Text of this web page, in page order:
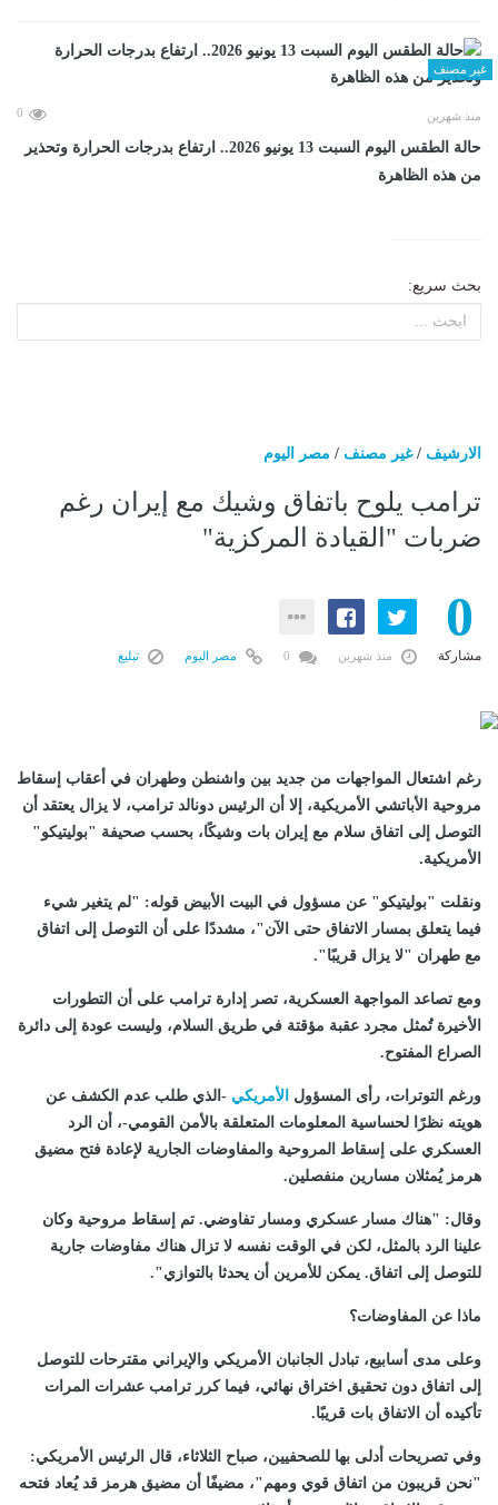
غير مصنف
منذ شهرين 0
حالة الطقس اليوم السبت 13 يونيو 2026.. ارتفاع بدرجات الحرارة وتحذير
من هذه الظاهرة
بحث سريع:
الارشيف /غير مصنف / مصر اليوم
ترامب يلوح باتفاق وشيك مع إيران رغم
ضربات "القيادة المركزية"
0
مشاركة منذ شهرين مصر اليوم تبليغ
رغم اشتعال المواجهات من جديد بين واشنطن وطهران في أعقاب إسقاط
مروحية الأباتشي الأمريكية، إلا أن الرئيس دونالد ترامب، لا يزال يعتقد أن
التوصل إلى اتفاق سلام مع إيران بات وشيكًا، بحسب صحيفة "بوليتيكو"
الأمريكية.
ونقلت "بوليتيكو" عن مسؤول في البيت الأبيض قوله: "لم يتغير شيء
فيما يتعلق بمسار الاتفاق حتى الآن"، مشددًا على أن التوصل إلى اتفاق
مع طهران "لا يزال قريبًا".
ومع تصاعد المواجهة العسكرية، تصر إدارة ترامب على أن التطورات
الأخيرة تُمثل مجرد عقبة مؤقتة في طريق السلام، وليست عودة إلى دائرة
الصراع المفتوح.
ورغم التوترات، رأى المسؤول الأمريكي -الذي طلب عدم الكشف عن
هويته نظرًا لحساسية المعلومات المتعلقة بالأمن القومي-، أن الرد
العسكري على إسقاط المروحية والمفاوضات الجارية لإعادة فتح مضيق
هرمز يُمثلان مسارين منفصلين.
وقال: "هناك مسار عسكري ومسار تفاوضي. تم إسقاط مروحية وكان
علينا الرد بالمثل، لكن في الوقت نفسه لا تزال هناك مفاوضات جارية
للتوصل إلى اتفاق. يمكن للأمرين أن يحدثا بالتوازي".
ماذا عن المفاوضات؟
وعلى مدى أسابيع، تبادل الجانبان الأمريكي والإيراني مقترحات للتوصل
إلى اتفاق دون تحقيق اختراق نهائي، فيما كرر ترامب عشرات المرات
تأكيده أن الاتفاق بات قريبًا.
وفي تصريحات أدلى بها للصحفيين، صباح الثلاثاء، قال الرئيس الأمريكي:
"نحن قريبون من اتفاق قوي ومهم"، مضيفًا أن مضيق هرمز قد يُعاد فتحه